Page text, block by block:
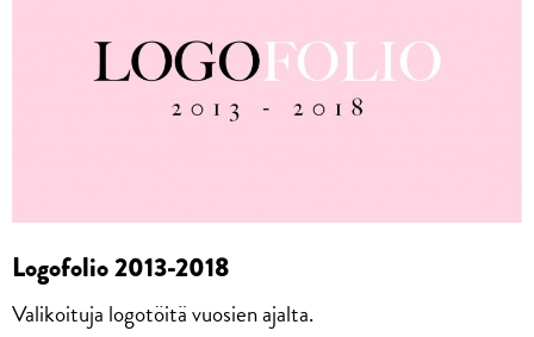
Logofolio 2013-2018
Valikoituja logotöitä vuosien ajalta.